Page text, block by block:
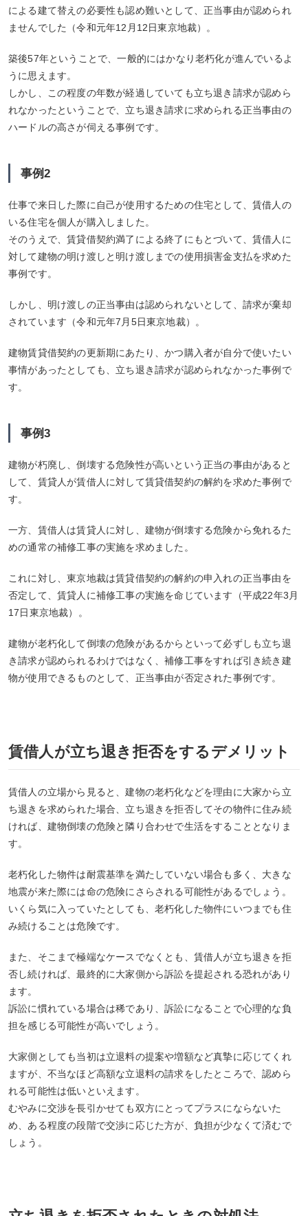
による建て替えの必要性も認め難いとして、正当事由が認められ
ませんでした（令和元年12月12日東京地裁）。
築後57年ということで、一般的にはかなり老朽化が進んでいるよ
うに思えます。
しかし、この程度の年数が経過していても立ち退き請求が認めら
れなかったということで、立ち退き請求に求められる正当事由の
ハードルの高さが伺える事例です。
事例2
仕事で来日した際に自己が使用するための住宅として、賃借人の
いる住宅を個人が購入しました。
そのうえで、賃貸借契約満了による終了にもとづいて、賃借人に
対して建物の明け渡しと明け渡しまでの使用損害金支払を求めた
事例です。
しかし、明け渡しの正当事由は認められないとして、請求が棄却
されています（令和元年7月5日東京地裁）。
建物賃貸借契約の更新期にあたり、かつ購入者が自分で使いたい
事情があったとしても、立ち退き請求が認められなかった事例で
す。
事例3
建物が朽廃し、倒壊する危険性が高いという正当の事由があると
して、賃貸人が賃借人に対して賃貸借契約の解約を求めた事例で
す。
一方、賃借人は賃貸人に対し、建物が倒壊する危険から免れるた
めの通常の補修工事の実施を求めました。
これに対し、東京地裁は賃貸借契約の解約の申入れの正当事由を
否定して、賃貸人に補修工事の実施を命じています（平成22年3月
17日東京地裁）。
建物が老朽化して倒壊の危険があるからといって必ずしも立ち退
き請求が認められるわけではなく、補修工事をすれば引き続き建
物が使用できるものとして、正当事由が否定された事例です。
賃借人が立ち退き拒否をするデメリット
賃借人の立場から見ると、建物の老朽化などを理由に大家から立
ち退きを求められた場合、立ち退きを拒否してその物件に住み続
ければ、建物倒壊の危険と隣り合わせで生活をすることとなりま
す。
老朽化した物件は耐震基準を満たしていない場合も多く、大きな
地震が来た際には命の危険にさらされる可能性があるでしょう。
いくら気に入っていたとしても、老朽化した物件にいつまでも住
み続けることは危険です。
また、そこまで極端なケースでなくとも、賃借人が立ち退きを拒
否し続ければ、最終的に大家側から訴訟を提起される恐れがあり
ます。
訴訟に慣れている場合は稀であり、訴訟になることで心理的な負
担を感じる可能性が高いでしょう。
大家側としても当初は立退料の提案や増額など真摯に応じてくれ
ますが、不当なほど高額な立退料の請求をしたところで、認めら
れる可能性は低いといえます。
むやみに交渉を長引かせても双方にとってプラスにならないた
め、ある程度の段階で交渉に応じた方が、負担が少なくて済むで
しょう。